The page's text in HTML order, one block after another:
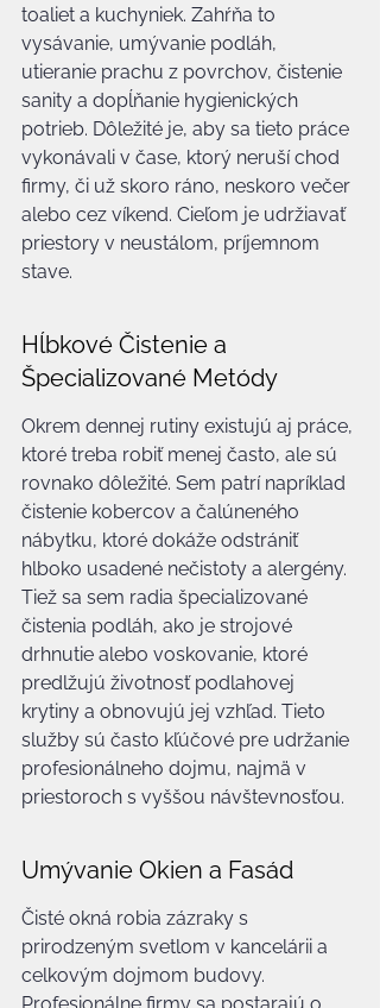
toaliet a kuchyniek. Zahŕňa to
vysávanie, umývanie podláh,
utieranie prachu z povrchov, čistenie
sanity a dopĺňanie hygienických
potrieb. Dôležité je, aby sa tieto práce
vykonávali v čase, ktorý neruší chod
firmy, či už skoro ráno, neskoro večer
alebo cez víkend. Cieľom je udržiavať
priestory v neustálom, príjemnom
stave.
Hĺbkové Čistenie a
Špecializované Metódy
Okrem dennej rutiny existujú aj práce,
ktoré treba robiť menej často, ale sú
rovnako dôležité. Sem patrí napríklad
čistenie kobercov a čalúneného
nábytku, ktoré dokáže odstrániť
hlboko usadené nečistoty a alergény.
Tiež sa sem radia špecializované
čistenia podláh, ako je strojové
drhnutie alebo voskovanie, ktoré
predlžujú životnosť podlahovej
krytiny a obnovujú jej vzhľad. Tieto
služby sú často kľúčové pre udržanie
profesionálneho dojmu, najmä v
priestoroch s vyššou návštevnosťou.
Umývanie Okien a Fasád
Čisté okná robia zázraky s
prirodzeným svetlom v kancelárii a
celkovým dojmom budovy.